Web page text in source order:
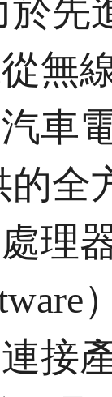
先
無
車
全
理
接